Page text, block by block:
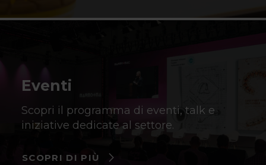
Eventi
Scopri il programma di eventi, talk e
iniziative dedicate al settore.
SCOPRI DI PIÙ